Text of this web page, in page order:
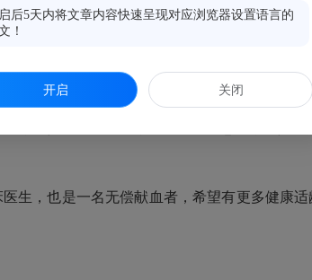
献血者的爱心一定会精准传递。
用？
付丹晖介绍，无偿献血采集的血液经检测合
；三是产科危重症救治及新生儿患者；四是
生，也是一名无偿献血者，希望有更多健康
后5天内将文章内容快速呈现对应浏览器设置语言的
！
开启 关闭